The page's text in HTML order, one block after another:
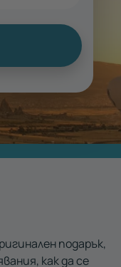
подарък,
как да се